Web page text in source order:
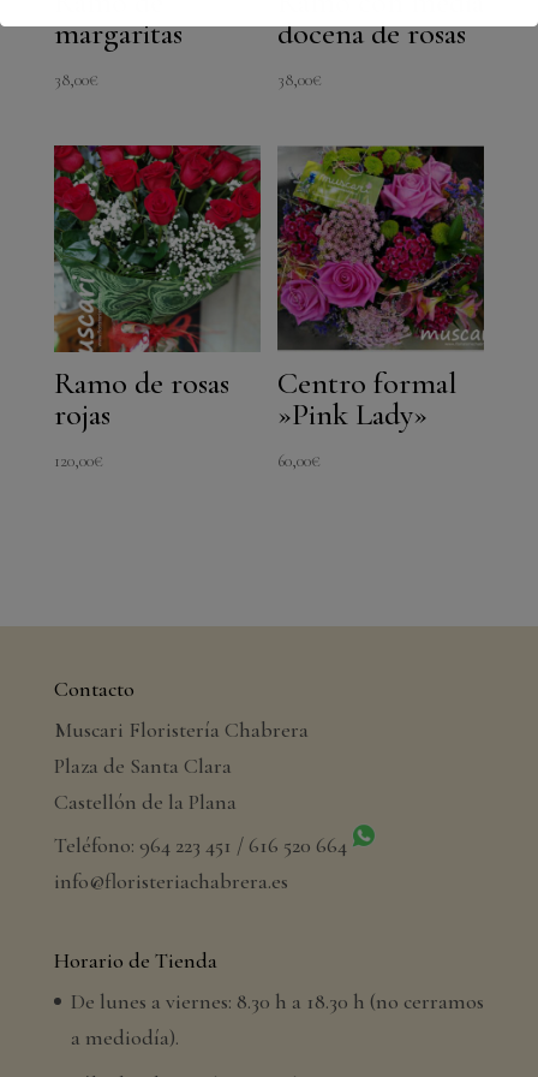
margaritas
38,00€
docena de rosas
38,00€
Ramo de rosas
rojas
120,00€
Centro formal
»Pink Lady»
60,00€
Contacto
Muscari Floristería Chabrera
Plaza de Santa Clara
Castellón de la Plana
Teléfono: 964 223 451 / 616 520 664
info@floristeriachabrera.es
Horario de Tienda
De lunes a viernes: 8.30 h a 18.30 h (no cerramos
a mediodía).